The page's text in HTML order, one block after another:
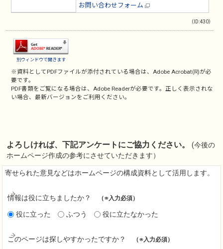
お問い合わせフォーム
（ID:430）
別ウィンドウで開きます
※資料としてPDFファイルが添付されている場合は、 Adobe Acrobat(R)が必
要です。
PDF書類をご覧になる場合は、 Adobe Readerが必要です。正しく表示されな
い場合、最新バージョンをご利用ください。